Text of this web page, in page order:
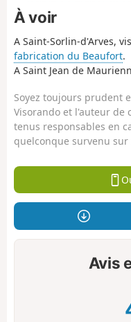
À voir
A Saint-Sorlin-d'Arves,
fabrication du Beaufort.
A Saint Jean de
Soyez toujours prudent
Visorando et l'auteur de
tenus responsables en
quelconque survenu sur
Avis